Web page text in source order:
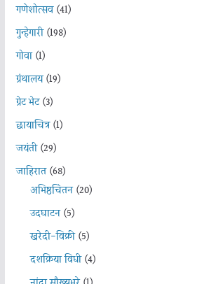
गणेशोत्सव(41)
गुन्हेगारी(198)
गोवा(1)
ग्रंथालय(19)
ग्रेट भेट(3)
छायाचित्र(1)
जयंती(29)
जाहिरात(68)
अभिष्ठचिंतन(20)
उदघाटन(5)
खरेदी-विक्री(5)
दशक्रिया विधी(4)